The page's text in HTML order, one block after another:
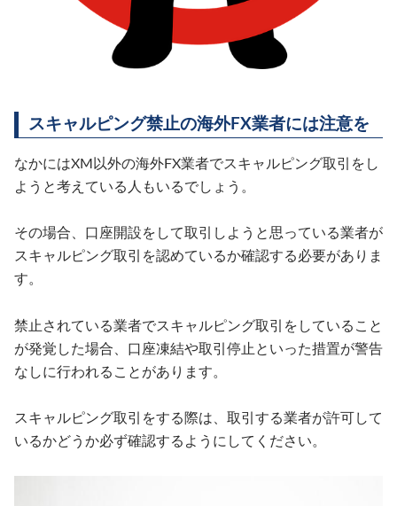
スキャルピング禁止の海外FX業者には注意を
なかにはXM以外の海外FX業者でスキャルピング取引をし
ようと考えている人もいるでしょう。
その場合、口座開設をして取引しようと思っている業者が
スキャルピング取引を認めているか確認する必要がありま
す。
禁止されている業者でスキャルピング取引をしていること
が発覚した場合、口座凍結や取引停止といった措置が警告
なしに行われることがあります。
スキャルピング取引をする際は、取引する業者が許可して
いるかどうか必ず確認するようにしてください。